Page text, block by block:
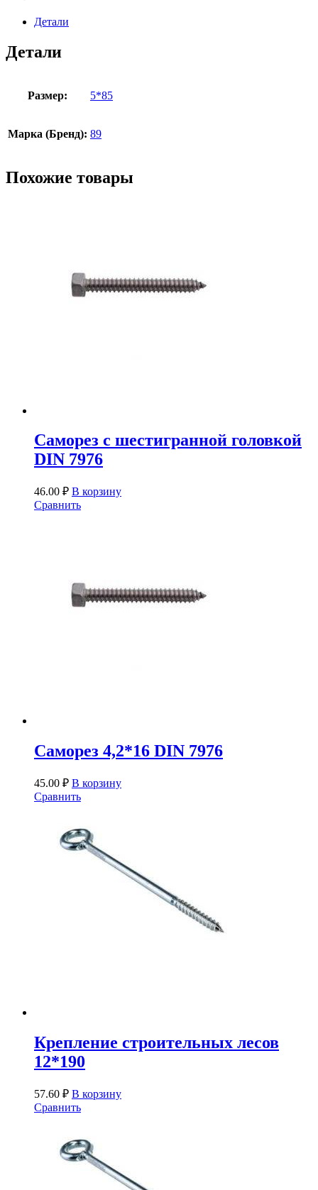
Детали
Детали
Размер: 5*85
Марка (Бренд): 89
Похожие товары
Саморез c шестигранной головкой
DIN 7976
46.00 ₽ В корзину
Сравнить
Саморез 4,2*16 DIN 7976
45.00 ₽ В корзину
Сравнить
Крепление строительных лесов
12*190
57.60 ₽ В корзину
Сравнить